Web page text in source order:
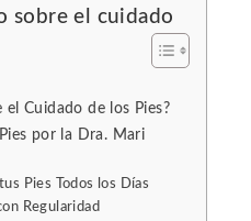
sobre el cuidado
Cuidado de los Pies?
por la Dra. Mari
Pies Todos los Días
Regularidad